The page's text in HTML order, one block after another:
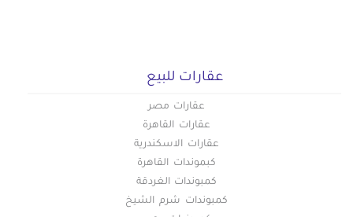
عقارات للبيع
عقارات مصر
عقارات القاهرة
عقارات الاسكندرية
كبموندات القاهرة
كمبوندات الغردقة
كمبوندات شرم الشيخ